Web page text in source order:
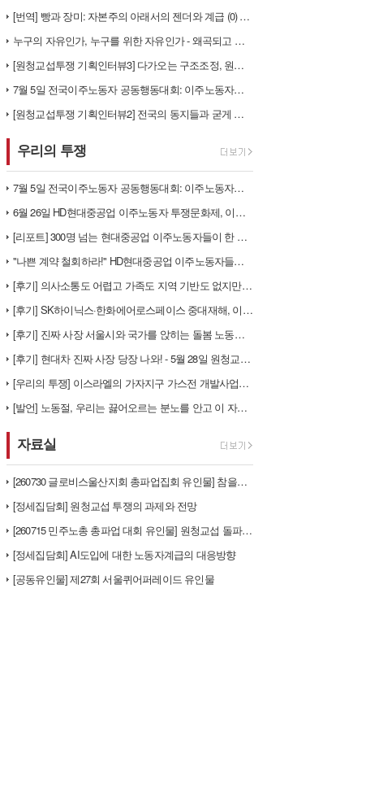
[번역] 빵과 장미: 자본주의 아래서의 젠더와 계급 (0) 들어가며
누구의 자유인가, 누구를 위한 자유인가 - 왜곡되고 박제된 광주를 넘어
[원청교섭투쟁 기획인터뷰3] 다가오는 구조조정, 원청책임 부품·서열노동자…
7월 5일 전국이주노동자 공동행동대회: 이주노동자들이 노동조합 가입을 선…
[원청교섭투쟁 기획인터뷰2] 전국의 동지들과 굳게 연대하여 진짜 사장과 …
우리의 투쟁
7월 5일 전국이주노동자 공동행동대회: 이주노동자들이 노동조합 가입을 선…
6월 26일 HD현대중공업 이주노동자 투쟁문화제, 이주노동자들의 함성과 …
[리포트] 300명 넘는 현대중공업 이주노동자들이 한 자리에 모이다
"나쁜 계약 철회하라!" HD현대중공업 이주노동자들이 일어서다
[후기] 의사소통도 어렵고 가족도 지역 기반도 없지만, 민주노조의 길이 …
[후기] SK하이닉스·한화에어로스페이스 중대재해, 이윤 위해 생명안전을 …
[후기] 진짜 사장 서울시와 국가를 앉히는 돌봄 노동자 투쟁을 위해
[후기] 현대차 진짜 사장 당장 나와! - 5월 28일 원청교섭 불응 현…
[우리의 투쟁] 이스라엘의 가자지구 가스전 개발사업에 참여하는 한국석유공…
[발언] 노동절, 우리는 끓어오르는 분노를 안고 이 자리에 섰습니다
자료실
[260730 글로비스울산지회 총파업집회 유인물] 참을만큼 참았다! 총단…
[정세집담회] 원청교섭 투쟁의 과제와 전망
[260715 민주노총 총파업 대회 유인물] 원청교섭 돌파구 - 7월 총…
[정세집담회] AI도입에 대한 노동자계급의 대응방향
[공동유인물] 제27회 서울퀴어퍼레이드 유인물